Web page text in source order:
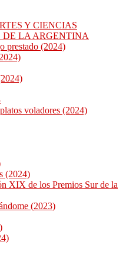
Y CIENCIAS
LA ARGENTINA
prestado (2024)
voladores (2024)
(2024)
XIX de los Premios Sur de la
(2023)